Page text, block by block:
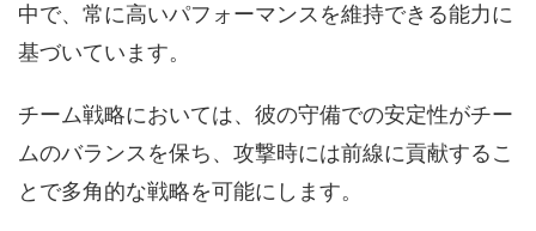
中で、常に高いパフォーマンスを維持できる能力に
基づいています。
チーム戦略においては、彼の守備での安定性がチー
ムのバランスを保ち、攻撃時には前線に貢献するこ
とで多角的な戦略を可能にします。